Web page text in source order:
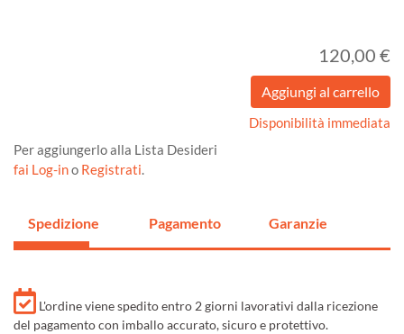
120,00 €
Disponibilità immediata
Per aggiungerlo alla Lista Desideri
fai Log-ino Registrati.
Spedizione Pagamento Garanzie
L'ordine viene spedito entro 2 giorni lavorativi dalla ricezione
del pagamento con imballo accurato, sicuro e protettivo.